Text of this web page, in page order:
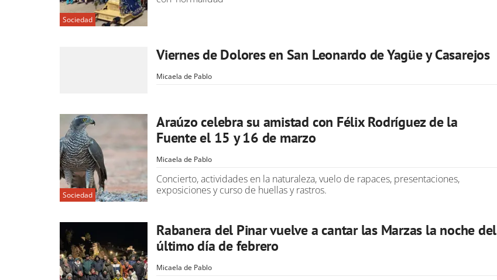
Sociedad
Viernes de Dolores en San Leonardo de Yagüe y Casarejos
Micaela de Pablo
Sociedad
Araúzo celebra su amistad con Félix Rodríguez de la
Fuente el 15 y 16 de marzo
Micaela de Pablo
Concierto, actividades en la naturaleza, vuelo de rapaces, presentaciones,
exposiciones y curso de huellas y rastros.
Rabanera del Pinar vuelve a cantar las Marzas la noche del
último día de febrero
Micaela de Pablo